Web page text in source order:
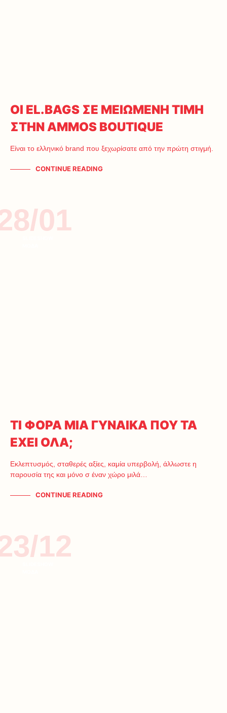
OI EL.BAGS ΣΕ ΜΕΙΩΜΕΝΗ ΤΙΜΗ
ΣΤΗΝ AMMOS BOUTIQUE
Είναι το ελληνικό brand που ξεχωρίσατε από την πρώτη στιγμή.
CONTINUE READING
01
ΤΙ ΦΟΡΑ ΜΙΑ ΓΥΝΑΙΚΑ ΠΟΥ ΤΑ
ΕΧΕΙ ΟΛΑ;
Εκλεπτυσμός, σταθερές αξίες, καμία υπερβολή, άλλωστε η
παρουσία της και μόνο σ έναν χώρο μιλά…
CONTINUE READING
12